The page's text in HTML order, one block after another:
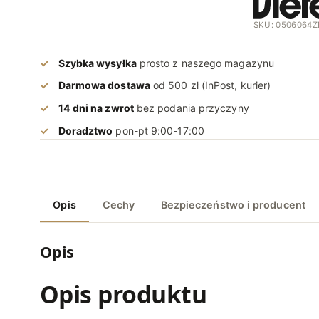
SKU:
Szybka wysyłkaprosto z naszego magazynu
Darmowa dostawaod 500 zł (InPost, kurier)
14 dni na zwrotbez podania przyczyny
Doradztwo pon-pt 9:00-17:00
Opis Cechy Bezpieczeństwo i producent
Opis
Opis produktu